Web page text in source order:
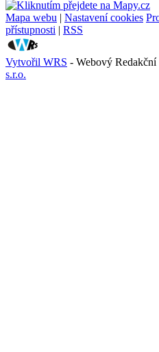
Mapa webu | Nastavení cookies
přístupnosti | RSS
Vytvořil WRS - Webový Redakční
s.r.o.